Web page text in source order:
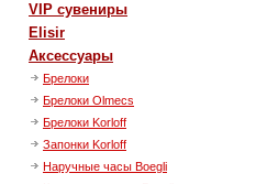
VIP сувениры
Elisir
Аксессуары
Брелоки
Брелоки Olmecs
Брелоки Korloff
Запонки Korloff
Наручные часы Boegli